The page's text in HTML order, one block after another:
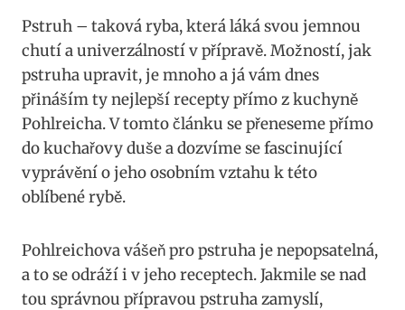
Pstruh – ‌taková ryba,‍ která láká svou jemnou
chutí ⁣a univerzálností v ‌přípravě.​ Možností, jak
pstruha upravit, je mnoho a ⁤já vám dnes
přináším ty nejlepší recepty⁢ přímo z‌ kuchyně
Pohlreicha. V ⁤tomto⁣ článku ​se přeneseme přímo
‌do kuchařovy duše ‍a ⁣dozvíme se fascinující
vyprávění ⁤o jeho osobním vztahu k této
‍oblíbené ‍rybě.
Pohlreichova‍ vášeň pro pstruha‍ je nepopsatelná,
a to se odráží i v jeho receptech. Jakmile se nad
⁣tou správnou přípravou pstruha zamyslí,